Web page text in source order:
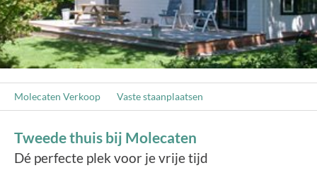
Molecaten Verkoop Vaste staanplaatsen
Tweede thuis bij Molecaten
Dé perfecte plek voor je vrije tijd